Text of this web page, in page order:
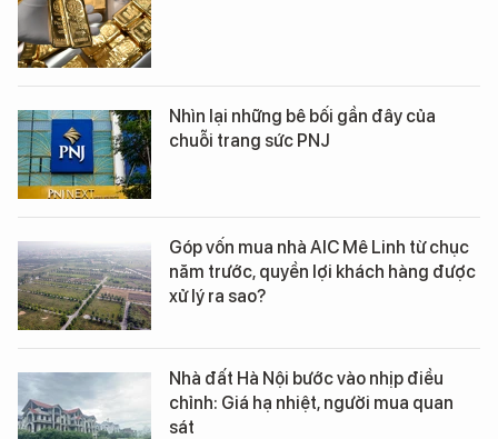
Nhìn lại những bê bối gần đây của
chuỗi trang sức PNJ
Góp vốn mua nhà AIC Mê Linh từ chục
năm trước, quyền lợi khách hàng được
xử lý ra sao?
Nhà đất Hà Nội bước vào nhịp điều
chỉnh: Giá hạ nhiệt, người mua quan
sát